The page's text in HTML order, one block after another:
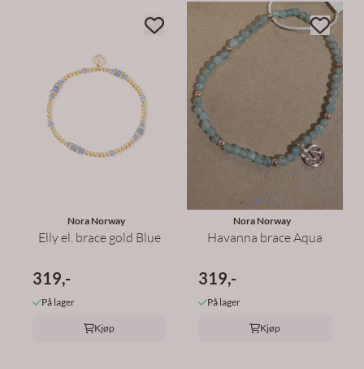
Nora Norway
Elly el. brace gold Blue
319,-
På lager
Kjøp
Nora Norway
Havanna brace Aqua
319,-
På lager
Kjøp